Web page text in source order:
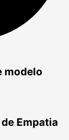
modelo
Empatia